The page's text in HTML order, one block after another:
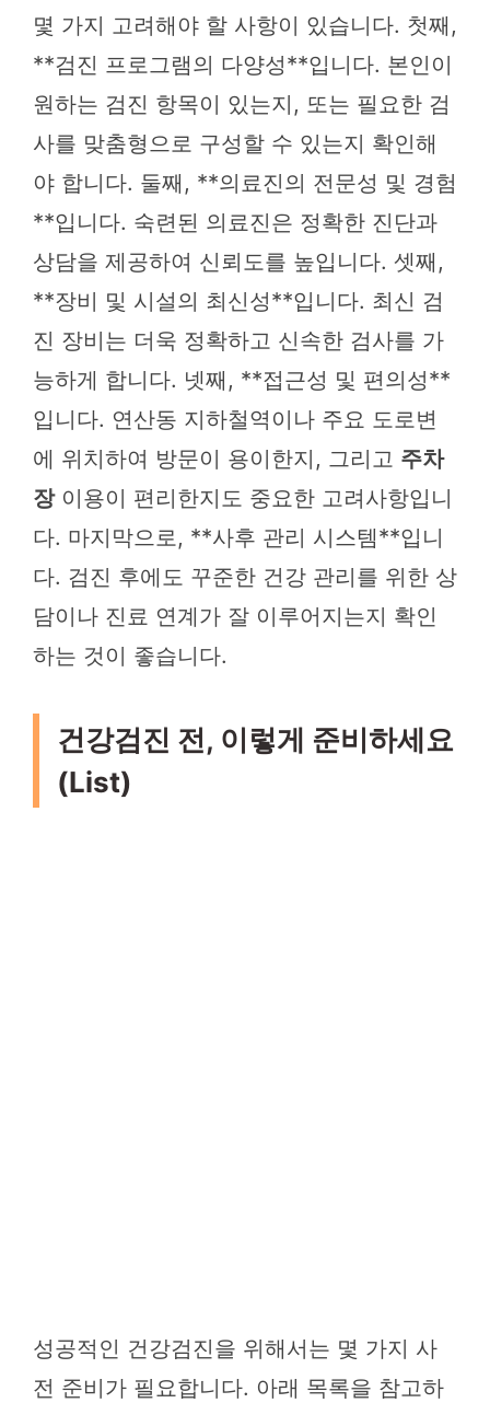
몇 가지 고려해야 할 사항이 있습니다. 첫째,
**검진 프로그램의 다양성**입니다. 본인이
원하는 검진 항목이 있는지, 또는 필요한 검
사를 맞춤형으로 구성할 수 있는지 확인해
야 합니다. 둘째, **의료진의 전문성 및 경험
**입니다. 숙련된 의료진은 정확한 진단과
상담을 제공하여 신뢰도를 높입니다. 셋째,
**장비 및 시설의 최신성**입니다. 최신 검
진 장비는 더욱 정확하고 신속한 검사를 가
능하게 합니다. 넷째, **접근성 및 편의성**
입니다. 연산동 지하철역이나 주요 도로변
에 위치하여 방문이 용이한지, 그리고 주차
장이용이 편리한지도 중요한 고려사항입니
다. 마지막으로, **사후 관리 시스템**입니
다. 검진 후에도 꾸준한 건강 관리를 위한 상
담이나 진료 연계가 잘 이루어지는지 확인
하는 것이 좋습니다.
건강검진 전, 이렇게 준비하세요
(List)
성공적인 건강검진을 위해서는 몇 가지 사
전 준비가 필요합니다. 아래 목록을 참고하